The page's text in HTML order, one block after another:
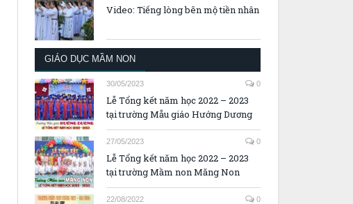
Video: Tiếng lòng bên mộ tiền nhân
GIÁO DỤC MẦM NON
30/05/2023 0
Lễ Tổng kết năm học 2022 – 2023
tại trường Mẫu giáo Hướng Dương
27/05/2023 0
Lễ Tổng kết năm học 2022 – 2023
tại trường Mầm non Măng Non
22/08/2022 0